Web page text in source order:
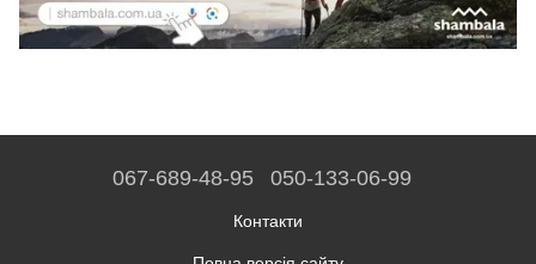
067-689-48-95 050-133-06-99
Контакти